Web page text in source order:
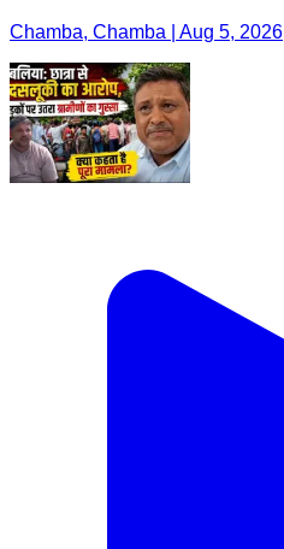
Chamba, Chamba | Aug 5, 2026